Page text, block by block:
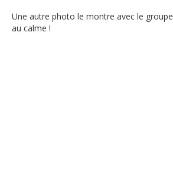
Une autre photo le montre avec le groupe
au calme !